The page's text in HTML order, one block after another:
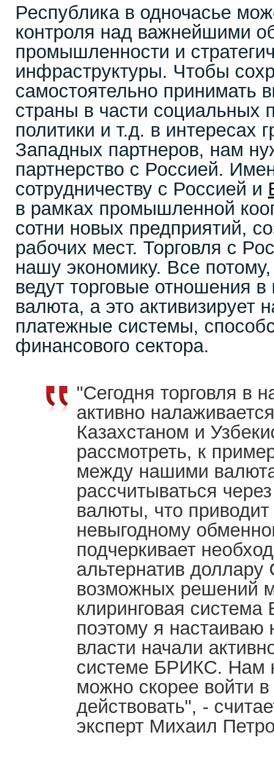
Республика в одночасье
контроля над важнейшими
промышленности и
инфраструктуры. Чтобы
самостоятельно принимать
страны в части социальных
политики и т.д. в интересах
Западных партнеров, нам
партнерство с Россией.
сотрудничеству с Россией и
в рамках промышленной
сотни новых предприятий,
рабочих мест. Торговля с
нашу экономику. Все
ведут торговые отношения
валюта, а это активизирует
платежные системы,
финансового сектора.
"Сегодня торговля в
активно
Казахстаном и
рассмотреть, к
между нашими
рассчитываться
валюты, что приводит
невыгодному
подчеркивает
альтернатив
возможных решений
клиринговая
поэтому я
власти начали
системе БРИКС. Нам
можно скорее войти
действовать", -
эксперт Михаил